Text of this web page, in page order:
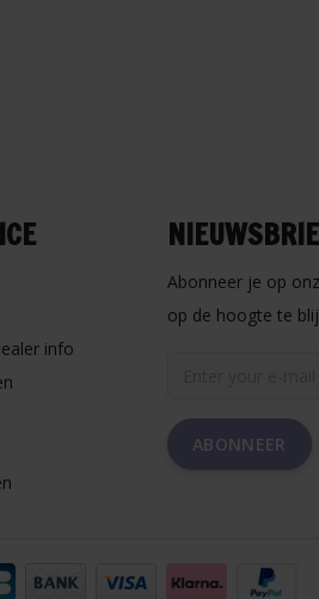
info
Abonneer je op
op de hoogte te
ABONNEER